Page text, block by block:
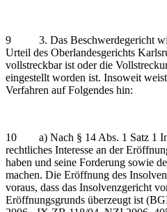
9 3. Das Beschwerdegericht
Urteil des Oberlandesgerichts
vollstreckbar ist oder die
eingestellt worden ist. Insoweit
Verfahren auf Folgendes hin:
10 a) Nach § 14 Abs. 1 Satz 1
rechtliches Interesse an der
haben und seine Forderung sowie
machen. Die Eröffnung des
voraus, dass das Insolvenzgericht
Eröffnungsgrunds überzeugt ist